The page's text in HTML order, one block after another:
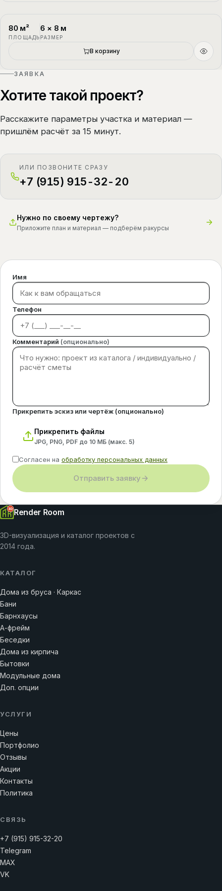
П-4
80 м²
ПЛОЩАДЬ
6 × 8 м
РАЗМЕР
В корзину
ЗАЯВКА
Хотите такой проект?
Расскажите параметры участка и материал —
пришлём расчёт за 15 минут.
ИЛИ ПОЗВОНИТЕ СРАЗУ
+7 (915) 915-32-20
Нужно по своему чертежу?
Приложите план и материал — подберём ракурсы
Имя
Телефон
Комментарий (опционально)
Прикрепить эскиз или чертёж (опционально)
Прикрепить файлы
JPG, PNG, PDF до 10 МБ (макс. 5)
Согласен на обработку персональных данных
Отправить заявку
Render Room
3D-визуализация и каталог проектов с
2014 года.
КАТАЛОГ
Дома из бруса · Каркас
Бани
Барнхаусы
А-фрейм
Беседки
Дома из кирпича
Бытовки
Модульные дома
Доп. опции
УСЛУГИ
Цены
Портфолио
Отзывы
Акции
Контакты
Политика
СВЯЗЬ
+7 (915) 915-32-20
Telegram
MAX
VK